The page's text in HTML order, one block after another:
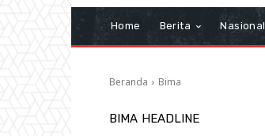
Home Berita Nasional
Beranda Bima
BIMA HEADLINE